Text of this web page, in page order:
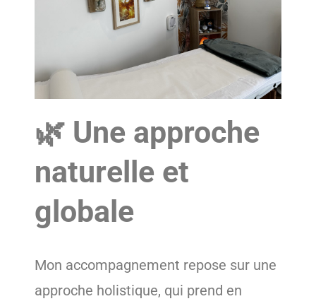
🌿 Une approche
naturelle et
globale
Mon accompagnement repose sur une
approche holistique, qui prend en